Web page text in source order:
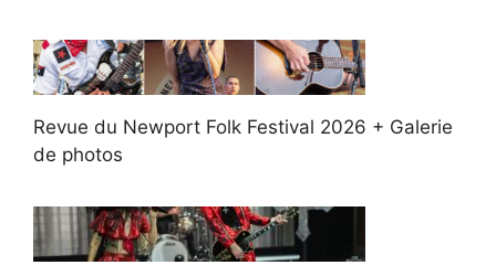
Revue du Newport Folk Festival 2026 + Galerie
de photos